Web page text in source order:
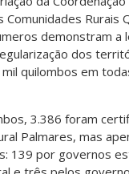
Comunidades Rurais
demonstram a
dos
quilombos em
3.386 foram
Palmares, mas
139 por governos